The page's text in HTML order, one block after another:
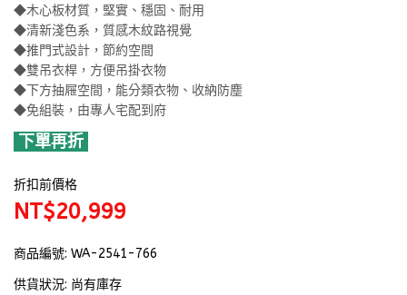
◆木心板材質，堅實、穩固、耐用
◆清新淺色系，質感木紋路視覺
◆推門式設計，節約空間
◆雙吊衣桿，方便吊掛衣物
◆下方抽屜空間，能分類衣物、收納防塵
◆免組裝，由專人宅配到府
下單再折
折扣前價格
NT$20,999
商品編號: WA-2541-766
供貨狀況: 尚有庫存